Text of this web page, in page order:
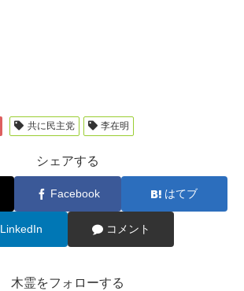
共に民主党 李在明
シェアする
Facebook はてブ
LinkedIn コメント
木霊をフォローする